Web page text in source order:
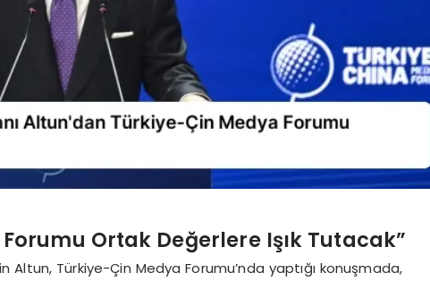
Ortak Değerlere Işık Tutacak”
Altun, Türkiye-Çin Medya Forumu’nda yaptığı konuşmada,